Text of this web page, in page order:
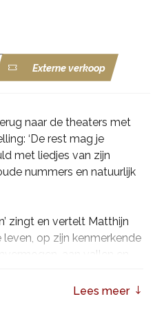
naar de theaters met
‘De rest mag je
met liedjes van zijn
nummers en natuurlijk
zingt en vertelt Matthijn
op zijn kenmerkende
aan vallen en
brengt een avond
schaamteloos hoopvol.
Lees meer
Externe verkoop